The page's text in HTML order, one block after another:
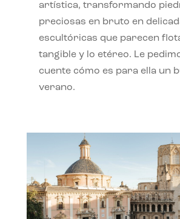
artística, transformando
preciosas en bruto en
escultóricas que parecen
tangible y lo etéreo. Le
cuente cómo es para ella un
verano.